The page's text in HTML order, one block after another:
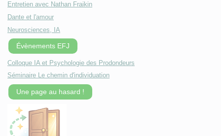
Entretien avec Nathan Fraikin
Dante et l'amour
Neurosciences, IA
Évènements EFJ
Colloque IA et Psychologie des Prodondeurs
Séminaire Le chemin d'individuation
Une page au hasard !